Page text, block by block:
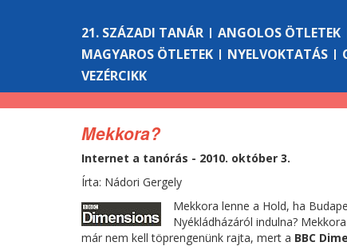
21. SZÁZADI TANÁR ANGOLOS ÖTLETEK
MAGYAROS ÖTLETEK
NYELVOKTATÁS
VEZÉRCIKK
Mekkora?
Internet a tanórás - 2010. október 3.
Írta: Nádori Gergely
Mekkora lenne a Hold, ha
Nyékládházáról indulna?
már nem kell töprengenünk rajta, mert a BBC